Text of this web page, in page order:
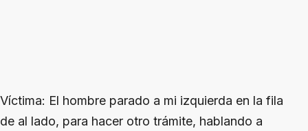
Víctima: El hombre parado a mi izquierda en la fila
de al lado, para hacer otro trámite, hablando a